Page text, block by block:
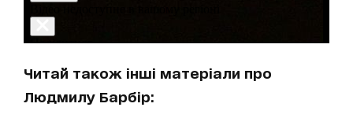
Читай також інші матеріали про
Людмилу Барбір: